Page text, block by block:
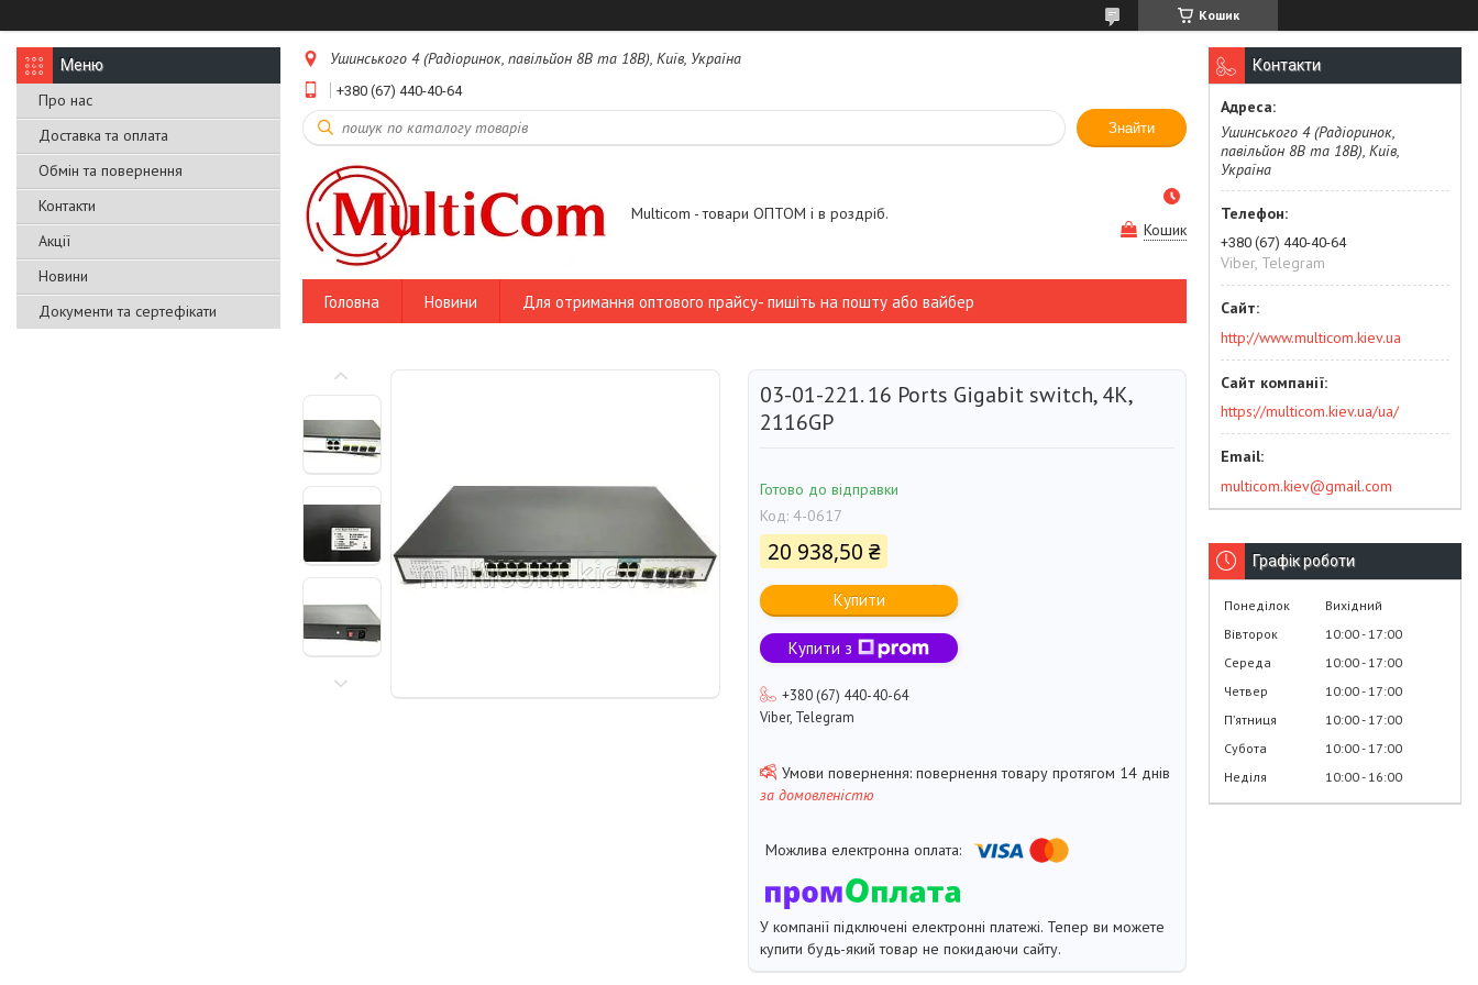
Кошик
Про нас
Доставка та оплата
Обмін та повернення
Контакти
Акції
Новини
Документи та сертефікати
Ушинського 4 (Радіоринок, павільйон 8В та 18В), Київ, Україна
+380 (67) 440-40-64
Знайти
Multicom - товари ОПТОМ і в роздріб.
Кошик
Головна Новини Для отримання оптового прайсу- пишіть на пошту або вайбер
03-01-221. 16 Ports Gigabit switch, 4K,
2116GP
Готово до відправки
Код: 4-0617
20 938,50 ₴
Купити
Купити з
+380 (67) 440-40-64
Viber, Telegram
повернення товару протягом 14 днів
за домовленістю
У компанії підключені електронні платежі. Тепер ви можете
купити будь-який товар не покидаючи сайту.
Контакти
Ушинського 4 (Радіоринок,
павільйон 8В та 18В), Київ,
Україна
+380 (67) 440-40-64
Viber, Telegram
http://www.multicom.kiev.ua
https://multicom.kiev.ua/ua/
multicom.kiev@gmail.com
Графік роботи
Понеділок
Вихідний
Вівторок
10:00 17:00
Середа
10:00 17:00
Четвер
10:00 17:00
Пʼятниця
10:00 17:00
Субота
10:00 17:00
Неділя
10:00 16:00